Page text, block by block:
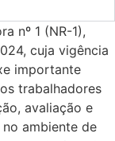
nº 1 (NR-1),
cuja vigência
importante
trabalhadores
avaliação e
ambiente de